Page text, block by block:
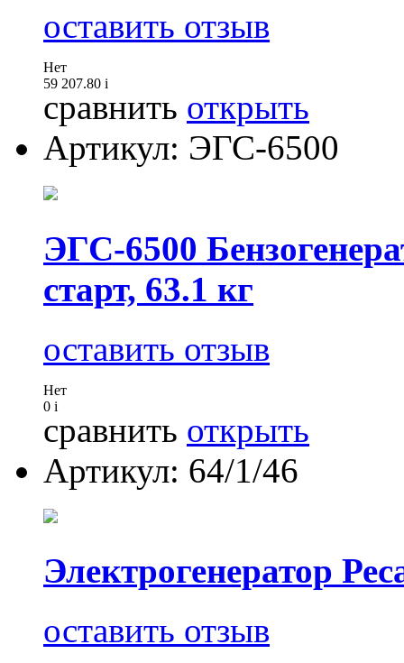
оставить отзыв
Нет
59 207.80 i
сравнить открыть
Артикул: ЭГС-6500
ЭГС-6500
старт, 63.1 кг
оставить отзыв
Нет
0 i
сравнить открыть
Артикул: 64/1/46
Электрогенератор
оставить отзыв